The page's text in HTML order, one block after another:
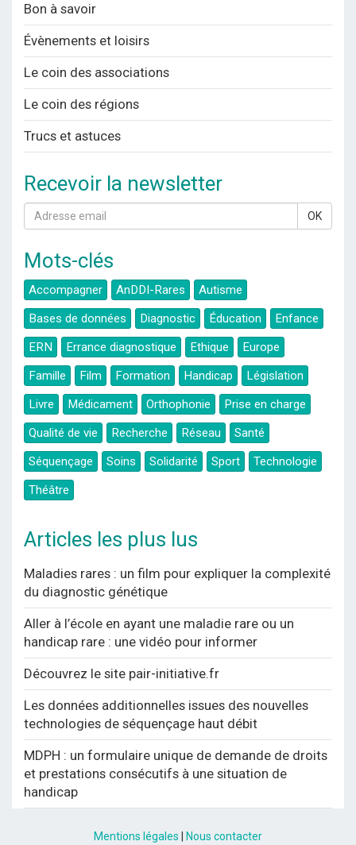
Bon à savoir
Évènements et loisirs
Le coin des associations
Le coin des régions
Trucs et astuces
Recevoir la newsletter
OK
Mots-clés
Accompagner AnDDI-Rares
Autisme
Bases de données
Diagnostic Éducation
Enfance
ERN
Errance diagnostique Ethique
Europe
Famille
Film Formation Handicap
Législation
Livre
Médicament Orthophonie
Prise en charge
Qualité de vie
Recherche Réseau
Santé
Séquençage
Soins Solidarité Sport
Technologie
Théâtre
Articles les plus lus
Maladies rares : un film pour expliquer la complexité
du diagnostic génétique
Aller à l’école en ayant une maladie rare ou un
handicap rare : une vidéo pour informer
Découvrez le site pair-initiative.fr
Les données additionnelles issues des nouvelles
technologies de séquençage haut débit
MDPH : un formulaire unique de demande de droits
et prestations consécutifs à une situation de
handicap
Mentions légales Nous contacter